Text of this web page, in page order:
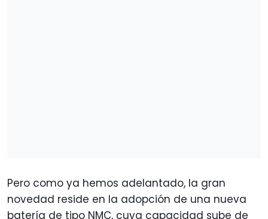
Pero como ya hemos adelantado, la gran
novedad reside en la adopción de una nueva
batería de tipo NMC, cuya capacidad sube de